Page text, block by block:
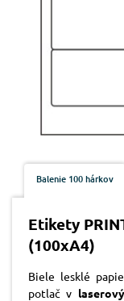
Balenie 100 hárkov
Etikety
(100xA4)
Biele lesklé
potlač v